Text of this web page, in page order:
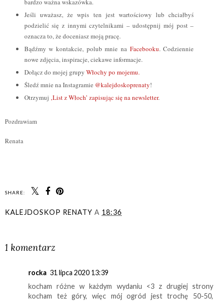
bardzo ważna wskazówka.
Jeśli uważasz, że wpis ten jest wartościowy lub chciałbyś
podzielić się z innymi czytelnikami – udostępnij mój post –
oznacza to, że doceniasz moją pracę.
Bądźmy w kontakcie, polub mnie na Facebooku. Codziennie
nowe zdjęcia, inspiracje, ciekawe informacje.
Dołącz do mojej grupy Włochy po mojemu.
Śledź mnie na Instagramie @kalejdoskoprenaty!
Otrzymuj ‚List z Włoch’ zapisując się na newsletter.
Pozdrawiam
Renata
SHARE:
KALEJDOSKOP RENATY A 18:36
1 komentarz
rocka 31 lipca 2020 13:39
kocham różne w każdym wydaniu <3 z drugiej strony
kocham też góry, więc mój ogród jest trochę 50-50,